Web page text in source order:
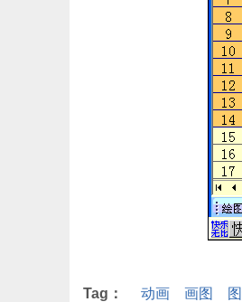
Tag： 动画 画图